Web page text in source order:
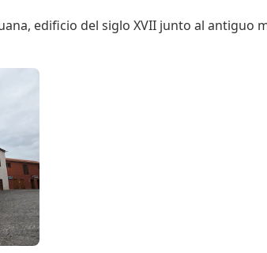
edificio del siglo XVII junto al antiguo